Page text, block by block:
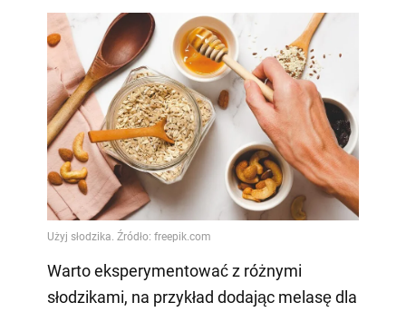
Warto eksperymentować z różnymi
słodzikami, na przykład dodając melasę dla